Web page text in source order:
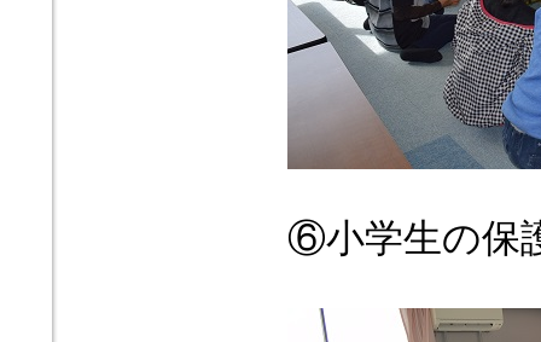
⑥小学生の保